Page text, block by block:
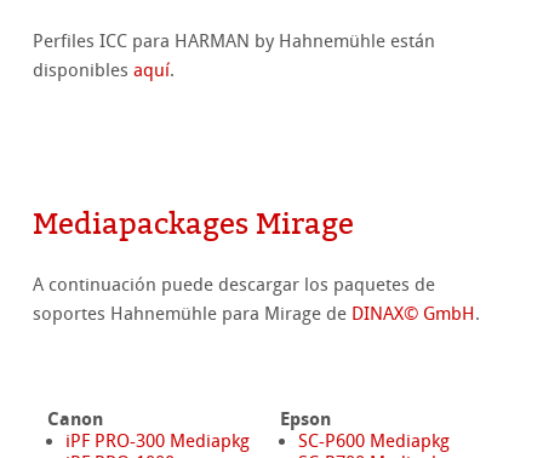
Perfiles ICC para HARMAN by Hahnemühle están
disponiblesaquí.
Mediapackages Mirage
A continuación puede descargar los paquetes de
soportes Hahnemühle para Mirage de DINAX© GmbH.
Canon
iPF PRO-300 Mediapkg
Epson
SC-P600 Mediapkg